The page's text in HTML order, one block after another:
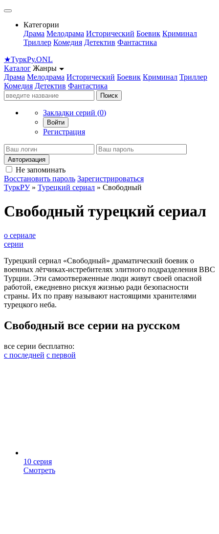
Категории
Драма Мелодрама Исторический Боевик Криминал
Триллер Комедия Детектив Фантастика
★ТуркРу.ONL
Каталог Жанры
Драма Мелодрама Исторический Боевик Криминал Триллер
Комедия Детектив Фантастика
Поиск
Закладки серий (0)
Войти
Регистрация
Авторизация
Не запоминать
Восстановить пароль Зарегистрироваться
ТуркРУ» Турецкий сериал » Cвободный
Cвободный турецкий сериал
о сериале
серии
Турецкий сериал «Свободный» драматический боевик о
военных лётчиках-истребителях элитного подразделения ВВС
Турции. Эти самоотверженные люди живут своей опасной
работой, ежедневно рискуя жизнью ради безопасности
страны. Их по праву называют настоящими хранителями
турецкого неба.
Cвободный все серии на русском
все серии бесплатно:
с последней с первой
10 серия
Смотреть